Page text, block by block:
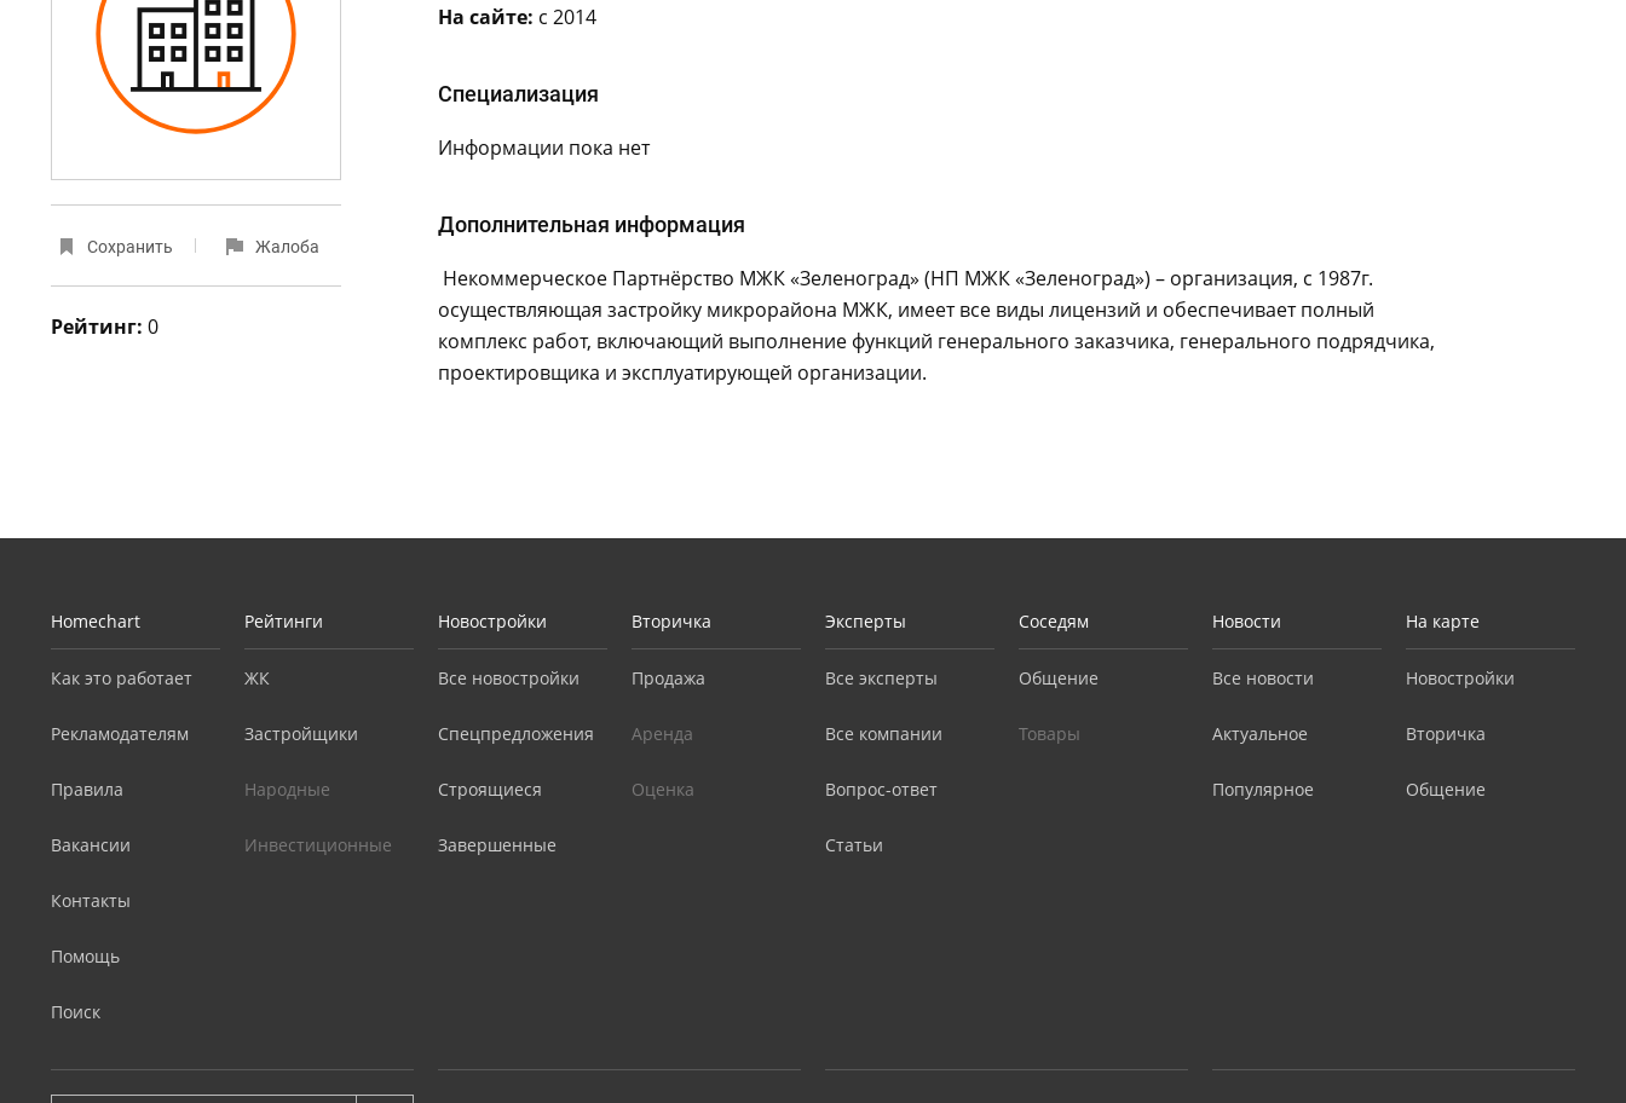
Сохранить Жалоба
Рейтинг: 0
На сайте: с 2014
Специализация
Информации пока нет
Дополнительная информация
Некоммерческое Партнёрство МЖК «Зеленоград» (НП МЖК «Зеленоград») – организация, с 1987г.
осуществляющая застройку микрорайона МЖК, имеет все виды лицензий и обеспечивает полный
комплекс работ, включающий выполнение функций генерального заказчика, генерального подрядчика,
проектировщика и эксплуатирующей организации.
Homechart
Как это работает
Рекламодателям
Правила
Вакансии
Контакты
Помощь
Поиск
Рейтинги
ЖК
Застройщики
Народные
Инвестиционные
Новостройки
Все новостройки
Спецпредложения
Строящиеся
Завершенные
Вторичка
Продажа
Аренда
Оценка
Эксперты
Все эксперты
Все компании
Вопрос-ответ
Статьи
Соседям
Общение
Товары
Новости
Все новости
Актуальное
Популярное
На карте
Новостройки
Вторичка
Общение